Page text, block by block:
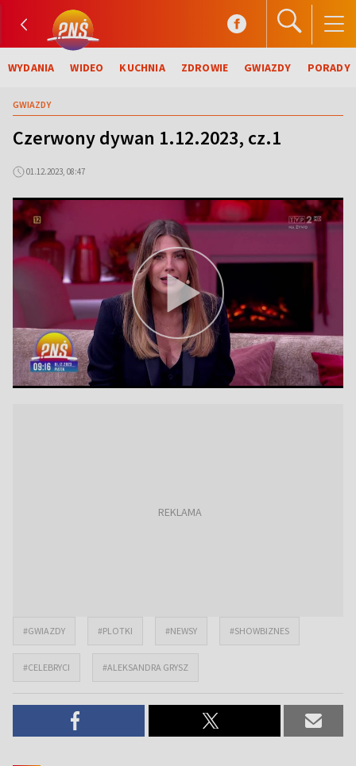
WYDANIA WIDEO KUCHNIA ZDROWIE GWIAZDY PORADY
GWIAZDY
Czerwony dywan 1.12.2023, cz.1
01.12.2023, 08:47
#GWIAZDY #PLOTKI #NEWSY #SHOWBIZNES
#CELEBRYCI #ALEKSANDRA GRYSZ